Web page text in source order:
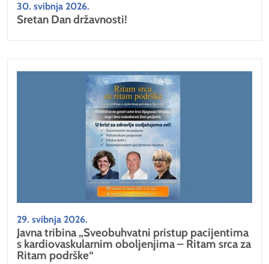
30. svibnja 2026.
Sretan Dan državnosti!
29. svibnja 2026.
Javna tribina „Sveobuhvatni pristup pacijentima
s kardiovaskularnim oboljenjima – Ritam srca za
Ritam podrške“